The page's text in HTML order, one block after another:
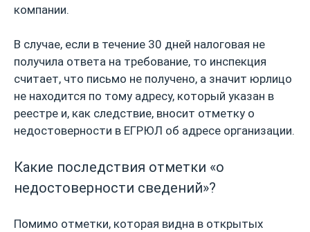
компании.
В случае, если в течение 30 дней налоговая не
получила ответа на требование, то инспекция
считает, что письмо не получено, а значит юрлицо
не находится по тому адресу, который указан в
реестре и, как следствие, вносит отметку о
недостоверности в ЕГРЮЛ об адресе организации.
Какие последствия отметки «о
недостоверности сведений»?
Помимо отметки, которая видна в открытых